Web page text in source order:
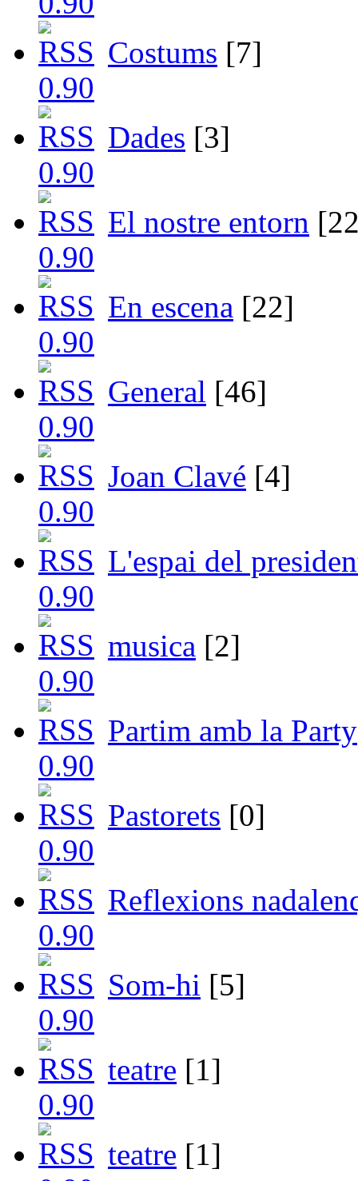
Costums [7]
Dades [3]
El nostre entorn
En escena [22]
General [46]
Joan Clavé [4]
L'espai del
musica [2]
Partim amb la Party
Pastorets [0]
Reflexions
Som-hi [5]
teatre [1]
teatre [1]